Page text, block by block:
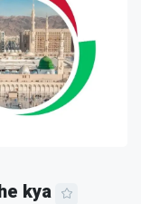
kya